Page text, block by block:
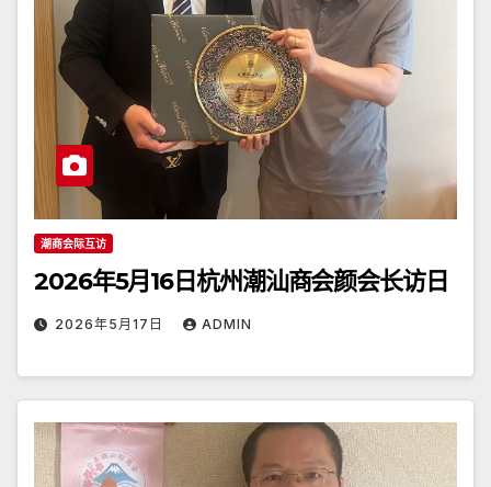
潮商会际互访
2026年5月16日杭州潮汕商会颜会长访日
2026年5月17日 ADMIN